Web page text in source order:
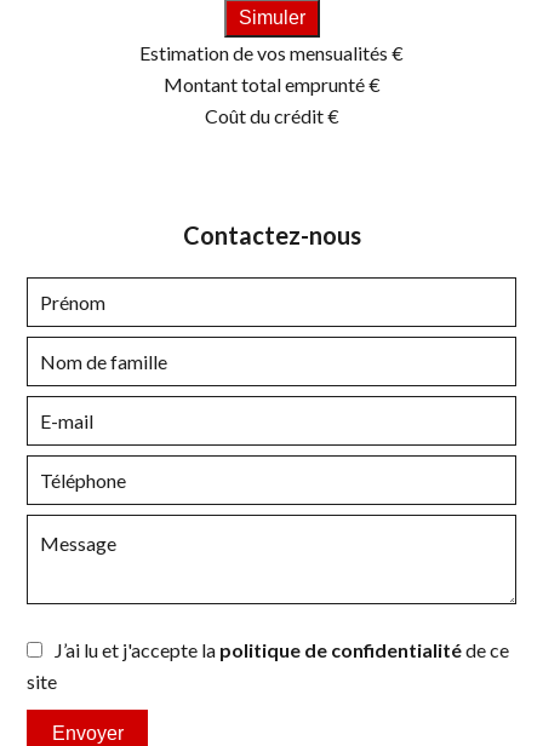
Simuler
Estimation de vos mensualités €
Montant total emprunté€
Coût du crédit€
Contactez-nous
J’ai lu et j'accepte la politique de confidentialitéde ce
site
Envoyer